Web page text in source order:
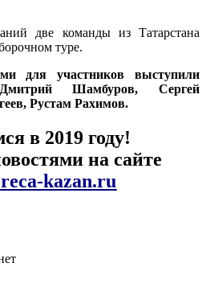
две команды из Татарстана
туре.
для участников выступили
Шамбуров, Сергей
Рустам Рахимов.
в 2019 году!
на сайте
kazan.ru